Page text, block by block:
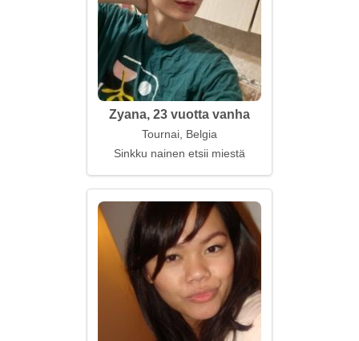
Zyana, 23 vuotta vanha
Tournai, Belgia
Sinkku nainen etsii miestä